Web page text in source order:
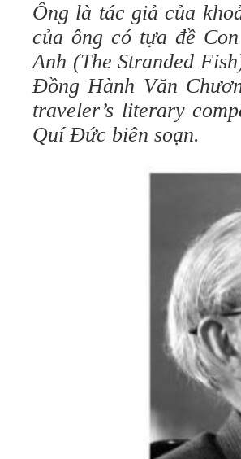
Ông là tác giả của
của ông có tựa đề
Anh (The Stranded
Đồng Hành Văn
traveler’s literary
Quí Đức biên soạn.